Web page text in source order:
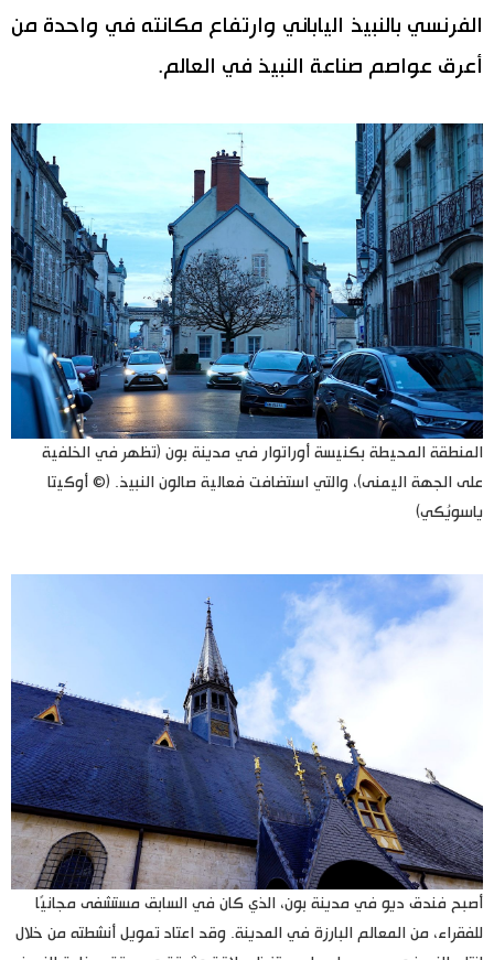
الفرنسي بالنبيذ الياباني وارتفاع مكانته في واحدة من
أعرق عواصم صناعة النبيذ في العالم.
المنطقة المحيطة بكنيسة أوراتوار في مدينة بون (تظهر في الخلفية
على الجهة اليمنى)، والتي استضافت فعالية صالون النبيذ. (© أوكيتا
ياسويُكي)
أصبح فندق ديو في مدينة بون، الذي كان في السابق مستشفى مجانيًا
للفقراء، من المعالم البارزة في المدينة. وقد اعتاد تمويل أنشطته من خلال